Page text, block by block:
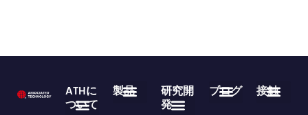
ATHに
ついて
製品
研究開
発
ブログ 接触